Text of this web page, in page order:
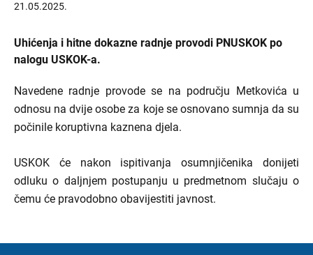
21.05.2025.
Uhićenja i hitne dokazne radnje provodi PNUSKOK po
nalogu USKOK-a.
Navedene radnje provode se na području Metkovića u
odnosu na dvije osobe za koje se osnovano sumnja da su
počinile koruptivna kaznena djela.
USKOK će nakon ispitivanja osumnjičenika donijeti
odluku o daljnjem postupanju u predmetnom slučaju o
čemu će pravodobno obavijestiti javnost.